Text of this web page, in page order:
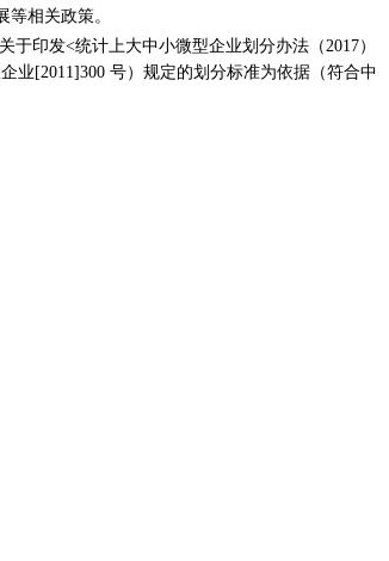
相关政策。
印发<统计上大中小微型企业划分办法（2017）
业[2011]300 号）规定的划分标准为依据（符合中